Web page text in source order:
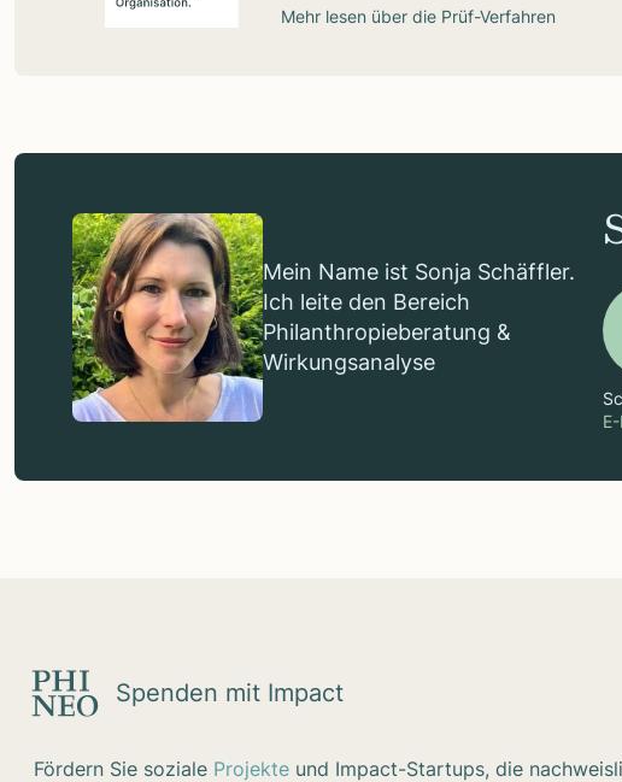
Mehr lesen über die Prüf-Verfahren
Mein Name ist Sonja Schäffler.
Ich leite den Bereich
Philanthropieberatung &
Wirkungsanalyse
Spenden mit Impact
Fördern Sie soziale Projekte und Impact-Startups, die